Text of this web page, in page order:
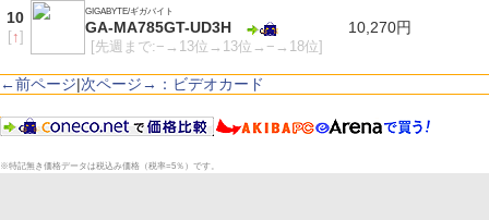
10
[↑]
GIGABYTE/ギガバイト
GA-MA785GT-UD3H
[先週まで:−→13位→13位→−→18位]
10,270円
←前ページ|次ページ→：ビデオカード
※特記無き価格データは税込み価格（税率=5％）です。